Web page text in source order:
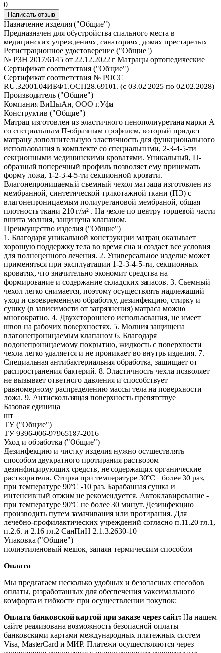
0
Написать отзыв
Назначение изделия ("Общие")
Предназначен для обустройства спального места в
медицинских учреждениях, санаториях, домах престарелых.
Регистрационное удостоверение ("Общие")
№ РЗН 2017/6145 от 22.12.2022 г Матрацы ортопедические
Сертификат соответствия ("Общие")
Сертификат соответствия № РОСС
RU.32001.04ИБФ1.ОСП28.69101. (с 03.02.2025 по 02.02.2028)
Производитель ("Общие")
Компания ВиЦыАн, ООО г.Уфа
Конструктив ("Общие")
Матрац изготовлен из эластичного пенополиуретана марки А
со специальным П-образным профилем, который придает
матрацу дополнительную эластичность для функционального
использования в комплекте со специальными, 2-3-4-5-ти
секционными медицинскими кроватями. Уникальный, П-
образный поперечный профиль позволяет ему принимать
форму ложа, 1-2-3-4-5-ти секционной кровати.
Влагонепроницаемый съемный чехол матраца изготовлен из
мембранной, синтетической трикотажной ткани (ПЭ) с
влагонепроницаемым полиуретановой мембраной, общая
плотность ткани 210 г/м² . На чехле по центру торцевой части
вшита молния, защищена клапаном.
Преимущество изделия ("Общие")
1. Благодаря уникальной конструкции матрац оказывает
хорошую поддержку тела во время сна и создает все условия
для полноценного лечения. 2. Универсальное изделие может
применяться при эксплуатации 1-2-3-4-5-ти, секционных
кроватях, что значительно экономит средства на
формирование и содержание складских запасов. 3. Съемный
чехол легко снимается, поэтому осуществлять надлежащий
уход и своевременную обработку, дезинфекцию, стирку и
сушку (в зависимости от загрязнения) матраса можно
многократно. 4. Двухстороннего использования, не имеет
швов на рабочих поверхностях. 5. Молния защищена
влагонепроницаемым клапаном 6. Благодаря
водонепроницаемому покрытию, жидкость с поверхности
чехла легко удаляется и не проникает во внутрь изделия. 7.
Специальная антибактериальная обработка, защищает от
распространения бактерий. 8. Эластичность чехла позволяет
не вызывает ответного давления и способствует
равномерному распределению массы тела на поверхности
ложа. 9. Антискользящая поверхность препятствуе
Базовая единица
шт
ТУ ("Общие")
ТУ 9396-006-97965187-2016
Уход и обработка ("Общие")
Дезинфекцию и чистку изделия нужно осуществлять
способом двукратного протирания раствором
дезинфицирующих средств, не содержащих органические
растворители. Стирка при температуре 30°С - более 30 раз,
при температуре 90°С -10 раз. Барабанная сушка и
интенсивный отжим не рекомендуется. Автоклавирование -
при температуре 90°С не более 30 минут. Дезинфекцию
производить путем замачивания или протирания. Для
лечебно-профилактических учреждений согласно п.11.20 гл.1,
п.2.6. и 2.16 гл.2 СанПиН 2.1.3.2630-10
Упаковка ("Общие")
полиэтиленовый мешок, запаян термическим способом
Оплата
Мы предлагаем несколько удобных и безопасных способов
оплаты, разработанных для обеспечения максимального
комфорта и гибкости при осуществлении покупок:
Оплата банковской картой при заказе через сайт: На нашем
сайте реализована возможность безопасной оплаты
банковскими картами международных платежных систем
Visa, MasterCard и МИР. Платежи осуществляются через